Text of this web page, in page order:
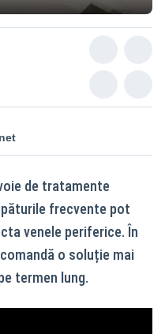
de tratamente
frecvente pot
venele periferice. În
o soluție mai
termen lung.